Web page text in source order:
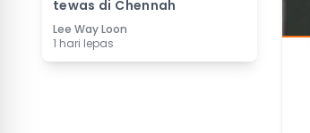
tewas di Chennah
Lee Way Loon
1 hari lepas